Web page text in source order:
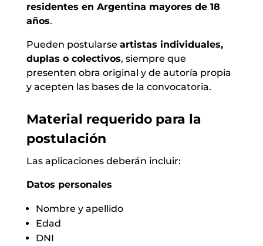
residentes en Argentina mayores de 18
años.
Pueden postularse artistas individuales,
duplas o colectivos, siempre que
presenten obra original y de autoría propia
y acepten las bases de la convocatoria.
Material requerido para la
postulación
Las aplicaciones deberán incluir:
Datos personales
Nombre y apellido
Edad
DNI